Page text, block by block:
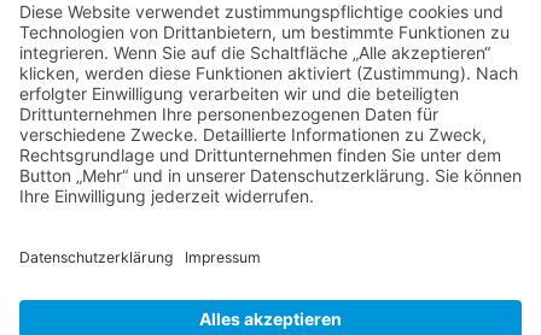
Mo?Fr8.30 ? 12.00 Uhr
Mo?Do13.00 ? 16.00 Uhr